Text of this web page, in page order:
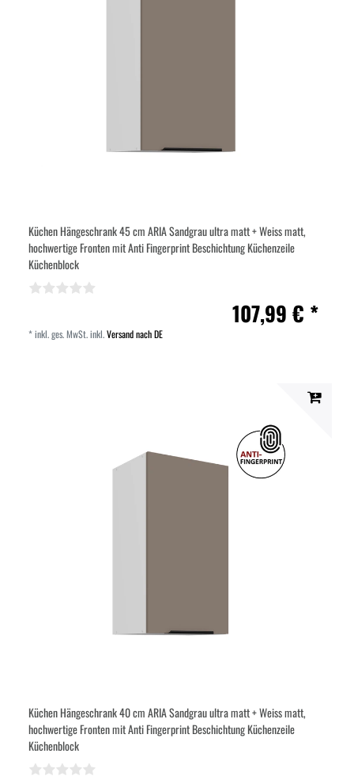
Küchen Hängeschrank 45 cm ARIA Sandgrau ultra matt + Weiss matt,
hochwertige Fronten mit Anti Fingerprint Beschichtung Küchenzeile
Küchenblock
107,99 € *
*inkl. ges. MwSt.inkl.Versand nach DE
Küchen Hängeschrank 40 cm ARIA Sandgrau ultra matt + Weiss matt,
hochwertige Fronten mit Anti Fingerprint Beschichtung Küchenzeile
Küchenblock